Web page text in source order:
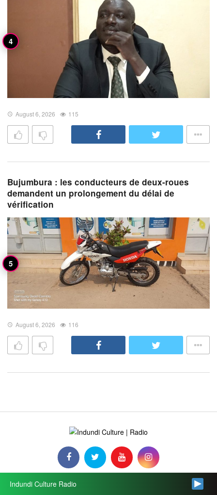
August 6, 2026 115
Bujumbura : les conducteurs de deux-roues
demandent un prolongement du délai de
vérification
August 6, 2026 116
Indundi Culture Radio